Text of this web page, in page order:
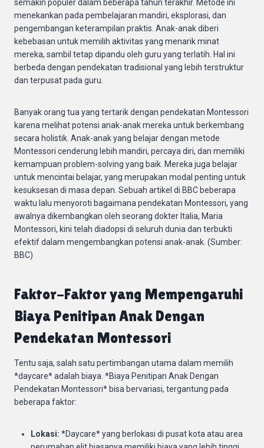
semakin populer dalam beberapa tahun terakhir. Metode ini
menekankan pada pembelajaran mandiri, eksplorasi, dan
pengembangan keterampilan praktis. Anak-anak diberi
kebebasan untuk memilih aktivitas yang menarik minat
mereka, sambil tetap dipandu oleh guru yang terlatih. Hal ini
berbeda dengan pendekatan tradisional yang lebih terstruktur
dan terpusat pada guru.
Banyak orang tua yang tertarik dengan pendekatan Montessori
karena melihat potensi anak-anak mereka untuk berkembang
secara holistik. Anak-anak yang belajar dengan metode
Montessori cenderung lebih mandiri, percaya diri, dan memiliki
kemampuan problem-solving yang baik. Mereka juga belajar
untuk mencintai belajar, yang merupakan modal penting untuk
kesuksesan di masa depan. Sebuah artikel di BBC beberapa
waktu lalu menyoroti bagaimana pendekatan Montessori, yang
awalnya dikembangkan oleh seorang dokter Italia, Maria
Montessori, kini telah diadopsi di seluruh dunia dan terbukti
efektif dalam mengembangkan potensi anak-anak. (Sumber:
BBC)
Faktor-Faktor yang Mempengaruhi
Biaya Penitipan Anak Dengan
Pendekatan Montessori
Tentu saja, salah satu pertimbangan utama dalam memilih
*daycare* adalah biaya. *Biaya Penitipan Anak Dengan
Pendekatan Montessori* bisa bervariasi, tergantung pada
beberapa faktor:
Lokasi: *Daycare* yang berlokasi di pusat kota atau area